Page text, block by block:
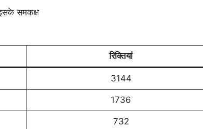
इसके समकक्ष
रिक्तियां
3144
1736
732